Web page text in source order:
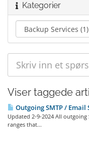
Kategorier
Viser taggede
Outgoing SMTP / Email
Updated 2-9-2024 All
ranges that...